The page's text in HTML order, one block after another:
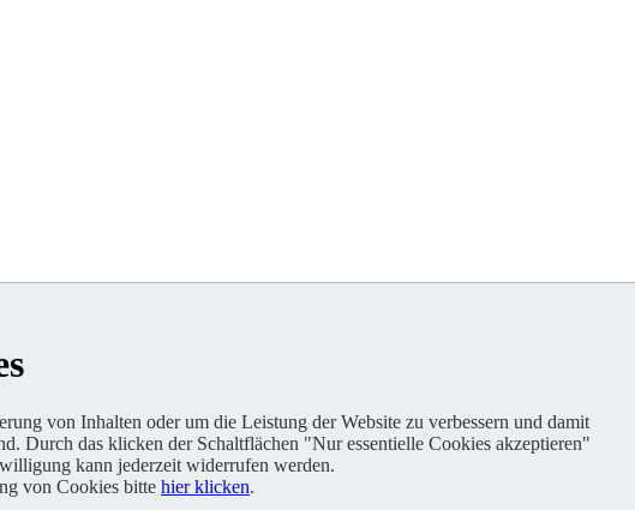
von Inhalten oder um die Leistung der Website zu verbessern und damit
Durch das klicken der Schaltflächen "Nur essentielle Cookies akzeptieren"
kann jederzeit widerrufen werden.
von Cookies bitte hier klicken.